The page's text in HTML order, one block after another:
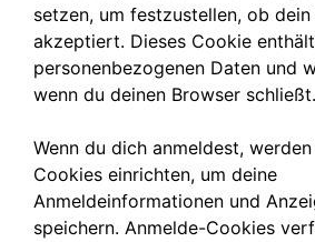
setzen, um festzustellen, ob
akzeptiert. Dieses Cookie
personenbezogenen Daten und
wenn du deinen Browser schließt.
Wenn du dich anmeldest,
Cookies einrichten, um deine
Anmeldeinformationen und
speichern. Anmelde-Cookies